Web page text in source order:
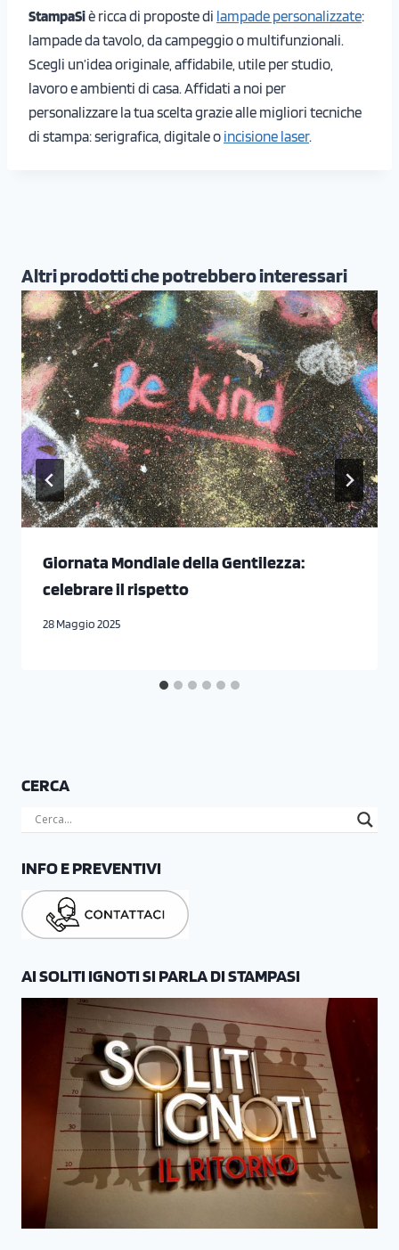
StampaSiè ricca di proposte di lampade personalizzate:
lampade da tavolo, da campeggio o multifunzionali.
Scegli un’idea originale, affidabile, utile per studio,
lavoro e ambienti di casa. Affidati a noi per
personalizzare la tua scelta grazie alle migliori tecniche
di stampa: serigrafica, digitale o incisione laser.
Altri prodotti che potrebbero interessari
Giornata Mondiale della Gentilezza:
celebrare il rispetto
28 Maggio 2025
CERCA
INFO E PREVENTIVI
AI SOLITI IGNOTI SI PARLA DI STAMPASI